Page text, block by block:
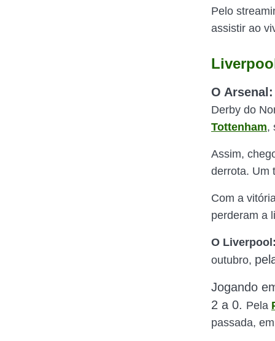
Pelo
assistir ao
O Arsenal:
Derby do
Tottenham,
Assim,
derrota. Um
Com a
perderam a
O
outubro,
Jogando
2 a 0. Pela
passada,